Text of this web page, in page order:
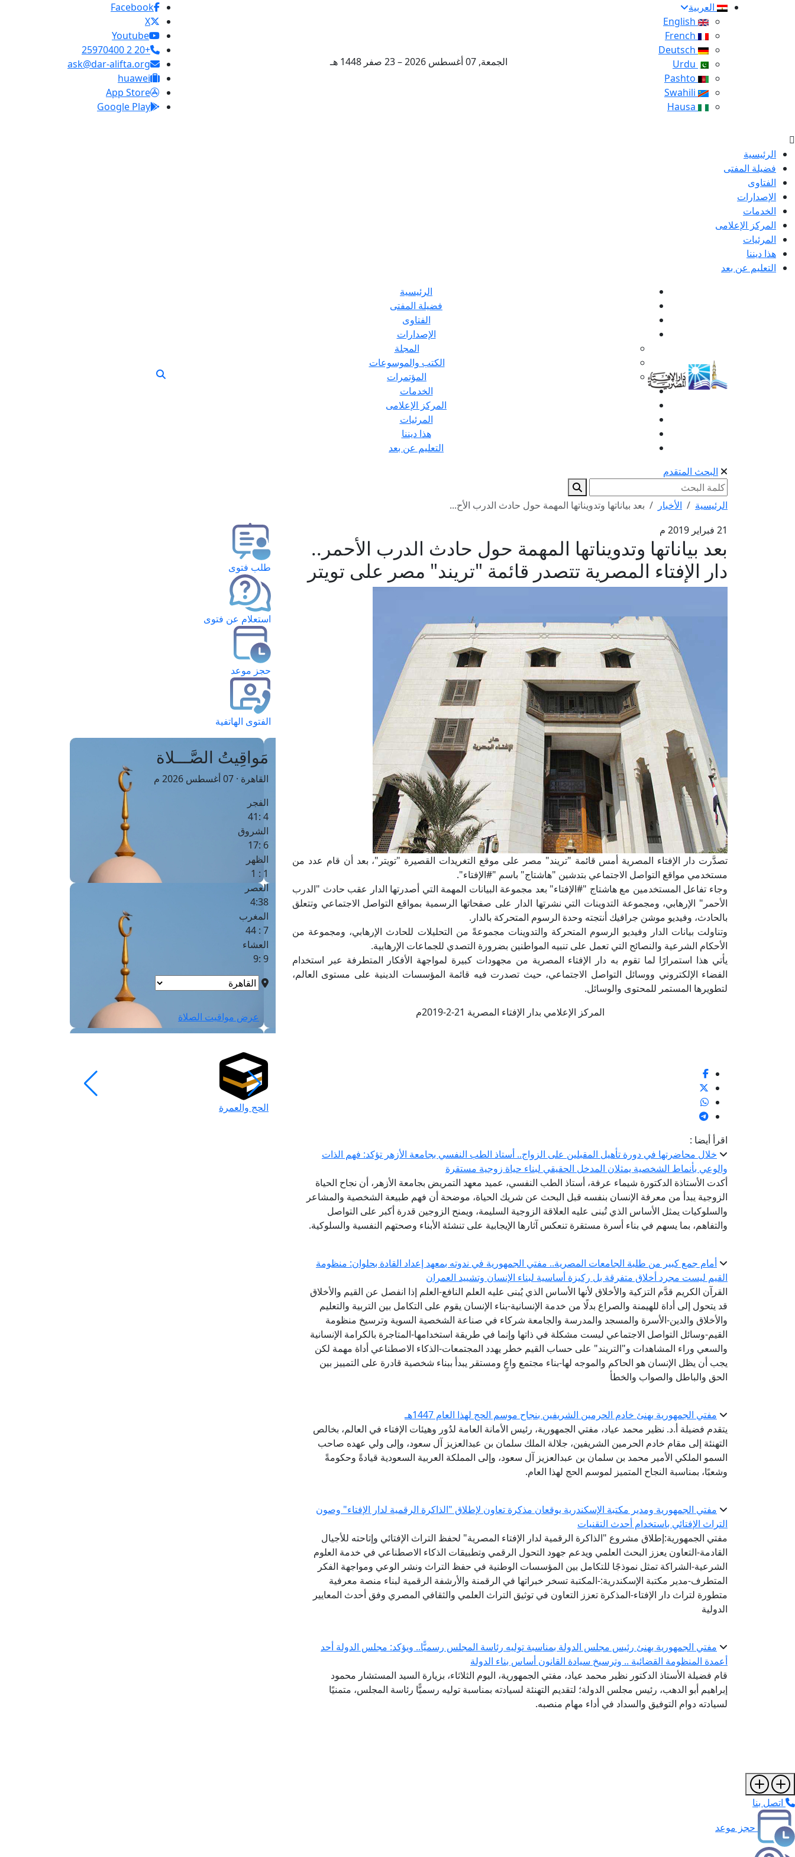
العربية
الجمعة, 07 أغسطس 2026 – 23 صفر 1448 هـ
Facebook
X
Youtube
+20 2 25970400
ask@dar-alifta.org
huawei
App Store
Google Play
الرئيسية
فضيلة المفتى
الفتاوى
الإصدارات
الخدمات
المركز الإعلامى
المرئيات
هذا ديننا
التعليم عن بعد
الرئيسية
فضيلة المفتى
الفتاوى
الإصدارات
المجلة
الكتب والموسوعات
المؤتمرات
الخدمات
المركز الإعلامى
المرئيات
هذا ديننا
التعليم عن بعد
البحث المتقدم
الرئيسية الأخبار
بعد بياناتها وتدويناتها المهمة حول حادث الدرب الأح...
21 فبراير 2019 م
بعد بياناتها وتدويناتها المهمة حول حادث الدرب الأحمر..
دار الإفتاء المصرية تتصدر قائمة "تريند" مصر على تويتر
تصدَّرت دار الإفتاء المصرية أمس قائمة "تريند" مصر على موقع التغريدات القصيرة "تويتر"، بعد أن قام عدد من
مستخدمي مواقع التواصل الاجتماعي بتدشين "هاشتاج" باسم "#الإفتاء".
وجاء تفاعل المستخدمين مع هاشتاج "#الإفتاء" بعد مجموعة البيانات المهمة التي أصدرتها الدار عقب حادث "الدرب
الأحمر" الإرهابي، ومجموعة التدوينات التي نشرتها الدار على صفحاتها الرسمية بمواقع التواصل الاجتماعي وتتعلق
بالحادث، وفيديو موشن جرافيك أنتجته وحدة الرسوم المتحركة بالدار.
وتناولت بيانات الدار وفيديو الرسوم المتحركة والتدوينات مجموعةً من التحليلات للحادث الإرهابي، ومجموعة من
الأحكام الشرعية والنصائح التي تعمل على تنبيه المواطنين بضرورة التصدي للجماعات الإرهابية.
يأتي هذا استمرارًا لما تقوم به دار الإفتاء المصرية من مجهودات كبيرة لمواجهة الأفكار المتطرفة عبر استخدام
الفضاء الإلكتروني ووسائل التواصل الاجتماعي، حيث تصدرت فيه قائمة المؤسسات الدينية على مستوى العالم،
لتطويرها المستمر للمحتوى والوسائل.
المركز الإعلامي بدار الإفتاء المصرية 21-2-2019م
اقرأ أيضا :
خلال محاضرتها في دورة تأهيل المقبلين على الزواج.. أستاذ الطب النفسي بجامعة الأزهر تؤكد: فهم الذات
والوعي بأنماط الشخصية يمثلان المدخل الحقيقي لبناء حياة زوجية مستقرة
أكدت الأستاذة الدكتورة شيماء عرفة، أستاذ الطب النفسي، عميد معهد التمريض بجامعة الأزهر، أن نجاح الحياة
الزوجية يبدأ من معرفة الإنسان بنفسه قبل البحث عن شريك الحياة، موضحة أن فهم طبيعة الشخصية والمشاعر
والسلوكيات يمثل الأساس الذي تُبنى عليه العلاقة الزوجية السليمة، ويمنح الزوجين قدرة أكبر على التواصل
والتفاهم، بما يسهم في بناء أسرة مستقرة تنعكس آثارها الإيجابية على تنشئة الأبناء وصحتهم النفسية والسلوكية.
أمام جمع كبير من طلبة الجامعات المصرية.. مفتي الجمهورية في ندوته بمعهد إعداد القادة بحلوان: منظومة
القيم ليست مجرد أخلاق متفرقة بل ركيزة أساسية لبناء الإنسان وتشييد العمران
القرآن الكريم قدَّم التزكية والأخلاق لأنها الأساس الذي يُبنى عليه العلم النافع-العلم إذا انفصل عن القيم والأخلاق
قد يتحول إلى أداة للهيمنة والصراع بدلًا من خدمة الإنسانية-بناء الإنسان يقوم على التكامل بين التربية والتعليم
والأخلاق والدين-الأسرة والمسجد والمدرسة والجامعة شركاء في صناعة الشخصية السوية وترسيخ منظومة
القيم-وسائل التواصل الاجتماعي ليست مشكلة في ذاتها وإنما في طريقة استخدامها-المتاجرة بالكرامة الإنسانية
والسعي وراء المشاهدات و"التريند" على حساب القيم خطر يهدد المجتمعات-الذكاء الاصطناعي أداة مهمة لكن
يجب أن يظل الإنسان هو الحاكم والموجه لها-بناء مجتمع واعٍ ومستقر يبدأ ببناء شخصية قادرة على التمييز بين
الحق والباطل والصواب والخطأ
مفتي الجمهورية يهنئ خادم الحرمين الشريفين بنجاح موسم الحج لهذا العام 1447هـ
يتقدم فضيلة أ.د. نظير محمد عياد، مفتي الجمهورية، رئيس الأمانة العامة لدُور وهيئات الإفتاء في العالم، بخالص
التهنئة إلى مقام خادم الحرمين الشريفين، جلالة الملك سلمان بن عبدالعزيز آل سعود، وإلى ولي عهده صاحب
السمو الملكي الأمير محمد بن سلمان بن عبدالعزيز آل سعود، وإلى المملكة العربية السعودية قيادةً وحكومةً
وشعبًا، بمناسبة النجاح المتميز لموسم الحج لهذا العام.
مفتي الجمهورية ومدير مكتبة الإسكندرية يوقعان مذكرة تعاون لإطلاق "الذاكرة الرقمية لدار الإفتاء" وصون
التراث الإفتائي باستخدام أحدث التقنيات
مفتي الجمهورية:إطلاق مشروع "الذاكرة الرقمية لدار الإفتاء المصرية" لحفظ التراث الإفتائي وإتاحته للأجيال
القادمة-التعاون يعزز البحث العلمي ويدعم جهود التحول الرقمي وتطبيقات الذكاء الاصطناعي في خدمة العلوم
الشرعية-الشراكة تمثل نموذجًا للتكامل بين المؤسسات الوطنية في حفظ التراث ونشر الوعي ومواجهة الفكر
المتطرف-مدير مكتبة الإسكندرية:-المكتبة تسخر خبراتها في الرقمنة والأرشفة الرقمية لبناء منصة معرفية
متطورة لتراث دار الإفتاء-المذكرة تعزز التعاون في توثيق التراث العلمي والثقافي المصري وفق أحدث المعايير
الدولية
مفتي الجمهورية يهنئ رئيس مجلس الدولة بمناسبة توليه رئاسة المجلس رسميًّا.. ويؤكد: مجلس الدولة أحد
أعمدة المنظومة القضائية .. وترسيخ سيادة القانون أساس بناء الدولة
قام فضيلة الأستاذ الدكتور نظير محمد عياد، مفتي الجمهورية، اليوم الثلاثاء، بزيارة السيد المستشار محمود
إبراهيم أبو الدهب، رئيس مجلس الدولة؛ لتقديم التهنئة لسيادته بمناسبة توليه رسميًّا رئاسة المجلس، متمنيًا
لسيادته دوام التوفيق والسداد في أداء مهام منصبه.
طلب فتوى
استعلام عن فتوى
حجز موعد
الفتوى الهاتفية
مَواقِيتُ الصَّـــلاة
القاهرة · 07 أغسطس 2026 م
الفجر
4 :41
الشروق
6 :17
الظهر
1 : 1
العصر
4:38
المغرب
7 : 44
العشاء
9 :9
عرض مواقيت الصلاة
الحج والعمرة
اتصل بنا
حجز موعد